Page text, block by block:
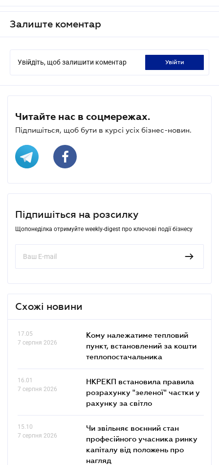
Залиште коментар
Увійдіть, щоб залишити коментар увійти
Читайте нас в соцмережах.
Підпишіться, щоб бути в курсі усіх бізнес-новин.
Підпишіться на розсилку
Щопонеділка отримуйте weekly-digest про ключові події бізнесу
Схожі новини
17.05
7 серпня 2026
Кому належатиме тепловий
пункт, встановлений за кошти
теплопостачальника
16.01
7 серпня 2026
НКРЕКП встановила правила
розрахунку "зеленої" частки у
рахунку за світло
15.10
7 серпня 2026
Чи звільняє воєнний стан
професійного учасника ринку
капіталу від положень про
нагляд